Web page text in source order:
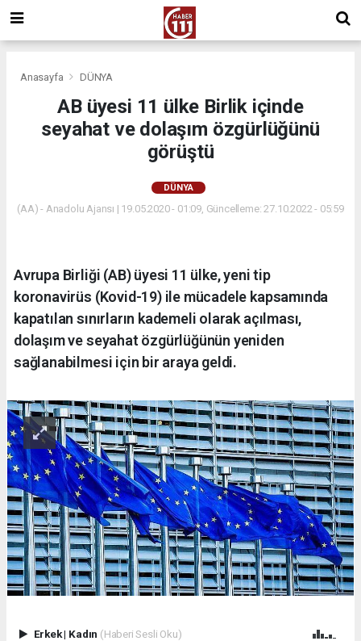
Anasayfa DÜNYA
AB üyesi 11 ülke Birlik içinde
seyahat ve dolaşım özgürlüğünü
görüştü
DÜNYA
(AA) - Anadolu Ajansı | 19.05.2020 - 01:09, Güncelleme: 27.10.2022 - 05:59
Avrupa Birliği (AB) üyesi 11 ülke, yeni tip
koronavirüs (Kovid-19) ile mücadele kapsamında
kapatılan sınırların kademeli olarak açılması,
dolaşım ve seyahat özgürlüğünün yeniden
sağlanabilmesi için bir araya geldi.
Erkek| Kadın (Haberi Sesli Oku)